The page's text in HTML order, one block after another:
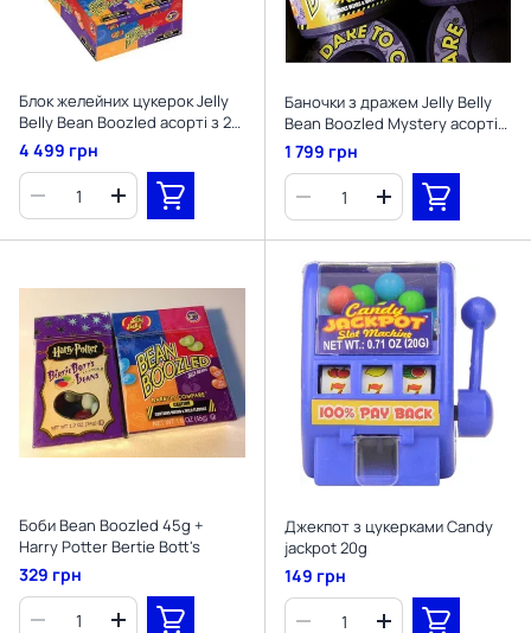
Блок желейних цукерок Jelly
Belly Bean Boozled асорті з 20
смаків 24x45 г.
4 499 грн
Баночки з дражем Jelly Belly
Bean Boozled Mystery асорті
смаків 4 шт.
1 799 грн
Боби Bean Boozled 45g +
Harry Potter Bertie Bott's
329 грн
Джекпот з цукерками Candy
jackpot 20g
149 грн